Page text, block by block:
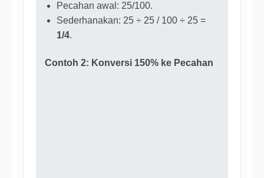
Pecahan awal: 25/100.
Sederhanakan: 25 ÷ 25 / 100 ÷ 25 =
1/4.
Contoh 2: Konversi 150% ke Pecahan